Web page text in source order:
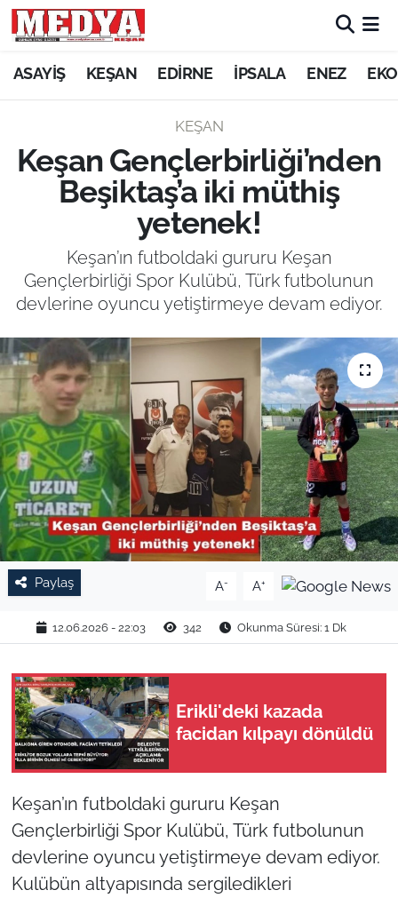
ASAYİŞ KEŞAN EDİRNE İPSALA ENEZ
KEŞAN
Keşan Gençlerbirliği’nden
Beşiktaş’a iki müthiş
yetenek!
Keşan’ın futboldaki gururu Keşan
Gençlerbirliği Spor Kulübü, Türk futbolunun
devlerine oyuncu yetiştirmeye devam ediyor.
Paylaş A- A+
12.06.2026 - 22:03 342 Okunma Süresi: 1 Dk
Erikli'deki kazada
facidan kılpayı dönüldü
Keşan’ın futboldaki gururu Keşan
Gençlerbirliği Spor Kulübü, Türk futbolunun
devlerine oyuncu yetiştirmeye devam ediyor.
Kulübün altyapısında sergiledikleri
KEŞAN
ASAYİŞ
SİYASET
GÜNDEM
EKONOMİ
SAĞLIK
EĞİTİM
TARIM VE HAYVANCILIK
KÜLTÜR SANAT
RESMİ İLAN
SPOR
TEKİRDAĞ
KIRKLARELİ
ÇANAKKALE
TÜRKİYE
Bölge